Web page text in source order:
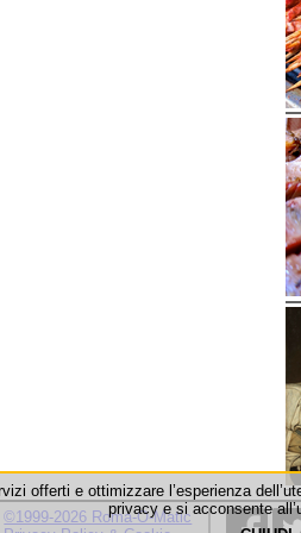
©1999-2026 Roma-O-Matic
offerti e ottimizzare l’esperienza
privacy e si acconsente